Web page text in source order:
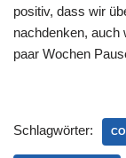
positiv, dass wir
nachdenken, auch
paar Wochen
Schlagwörter: